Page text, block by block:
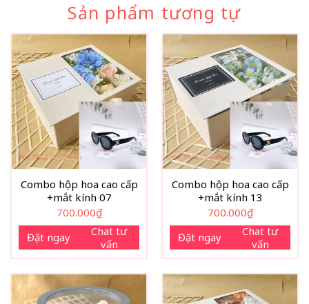
Sản phẩm tương tự
Combo hộp hoa cao cấp
+mắt kính 07
700.000₫
Đặt ngay
Chat tư
vấn
Combo hộp hoa cao cấp
+mắt kính 13
700.000₫
Đặt ngay
Chat tư
vấn